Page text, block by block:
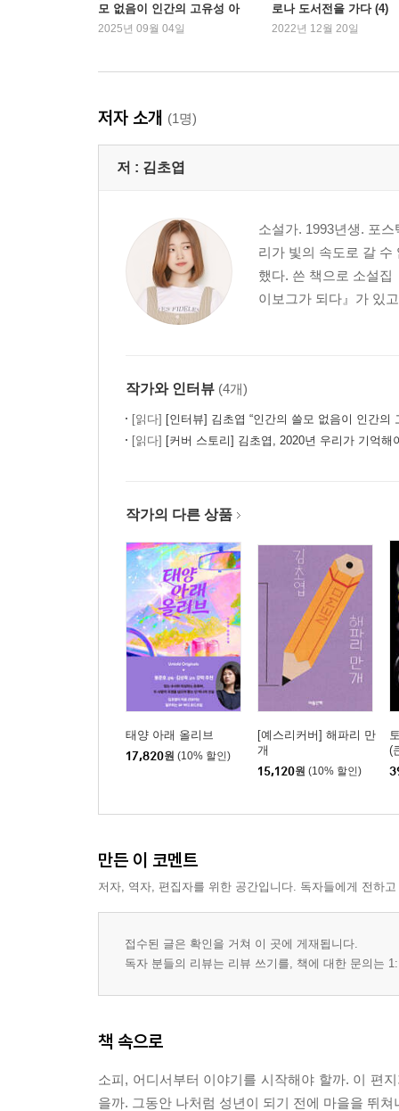
모 없음이 인간의 고유성 아
닐까”
2025년 09월 04일
로나 도서전을 가다 (4)
2022년 12월 20일
저자 소개 (1명)
저 : 김초엽
소설가. 1993년생. 포
리가 빛의 속도로 갈
했다. 쓴 책으로 소설집
이보그가 되다』가 있
작가와 인터뷰 (4개)
[읽다] [인터뷰] 김초엽 “인간의 쓸모 없음이 인간의
[읽다] [커버 스토리] 김초엽, 2020년 우리가 기억해
작가의 다른 상품
태양 아래 올리브
17,820원 (10% 할인)
[예스리커버] 해파리 만
개
15,120원 (10% 할인)
(
만든 이 코멘트
저자, 역자, 편집자를 위한 공간입니다. 독자들에게 전하
접수된 글은 확인을 거쳐 이 곳에 게재됩니다.
독자 분들의 리뷰는 리뷰 쓰기를, 책에 대한 문의는
책 속으로
소피, 어디서부터 이야기를 시작해야 할까. 이 편
을까. 그동안 나처럼 성년이 되기 전에 마을을 뛰